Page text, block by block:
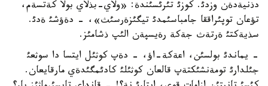
دذنيةدةن وزدئ. كوزئ تئرئسئندة: «ولاي-بذلاي بولا كةتسةم،
تؤعان توپئراققا جامباسئمدئ تيگئزةرسئث»، - دةؤشئ ةدئ.
سذيةكتئ ةرتةث جةكة رةيسپةن الئپ ذشامئز.
- يماندئ بولسئن، اعةكة-اؤ، - دةپ كوثئل ايتسا دا سوثعئ
جئلدارئ تومةنشئكتةپ قالعان كوثئلئ كادئمگئدةي مارقايعان.